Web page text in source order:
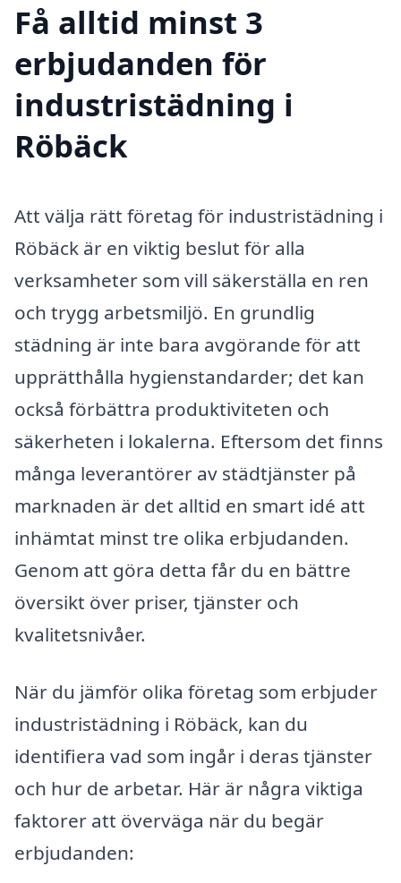
Få alltid minst 3
erbjudanden för
industristädning i
Röbäck
Att välja rätt företag för industristädning i
Röbäck är en viktig beslut för alla
verksamheter som vill säkerställa en ren
och trygg arbetsmiljö. En grundlig
städning är inte bara avgörande för att
upprätthålla hygienstandarder; det kan
också förbättra produktiviteten och
säkerheten i lokalerna. Eftersom det finns
många leverantörer av städtjänster på
marknaden är det alltid en smart idé att
inhämtat minst tre olika erbjudanden.
Genom att göra detta får du en bättre
översikt över priser, tjänster och
kvalitetsnivåer.
När du jämför olika företag som erbjuder
industristädning i Röbäck, kan du
identifiera vad som ingår i deras tjänster
och hur de arbetar. Här är några viktiga
faktorer att överväga när du begär
erbjudanden: